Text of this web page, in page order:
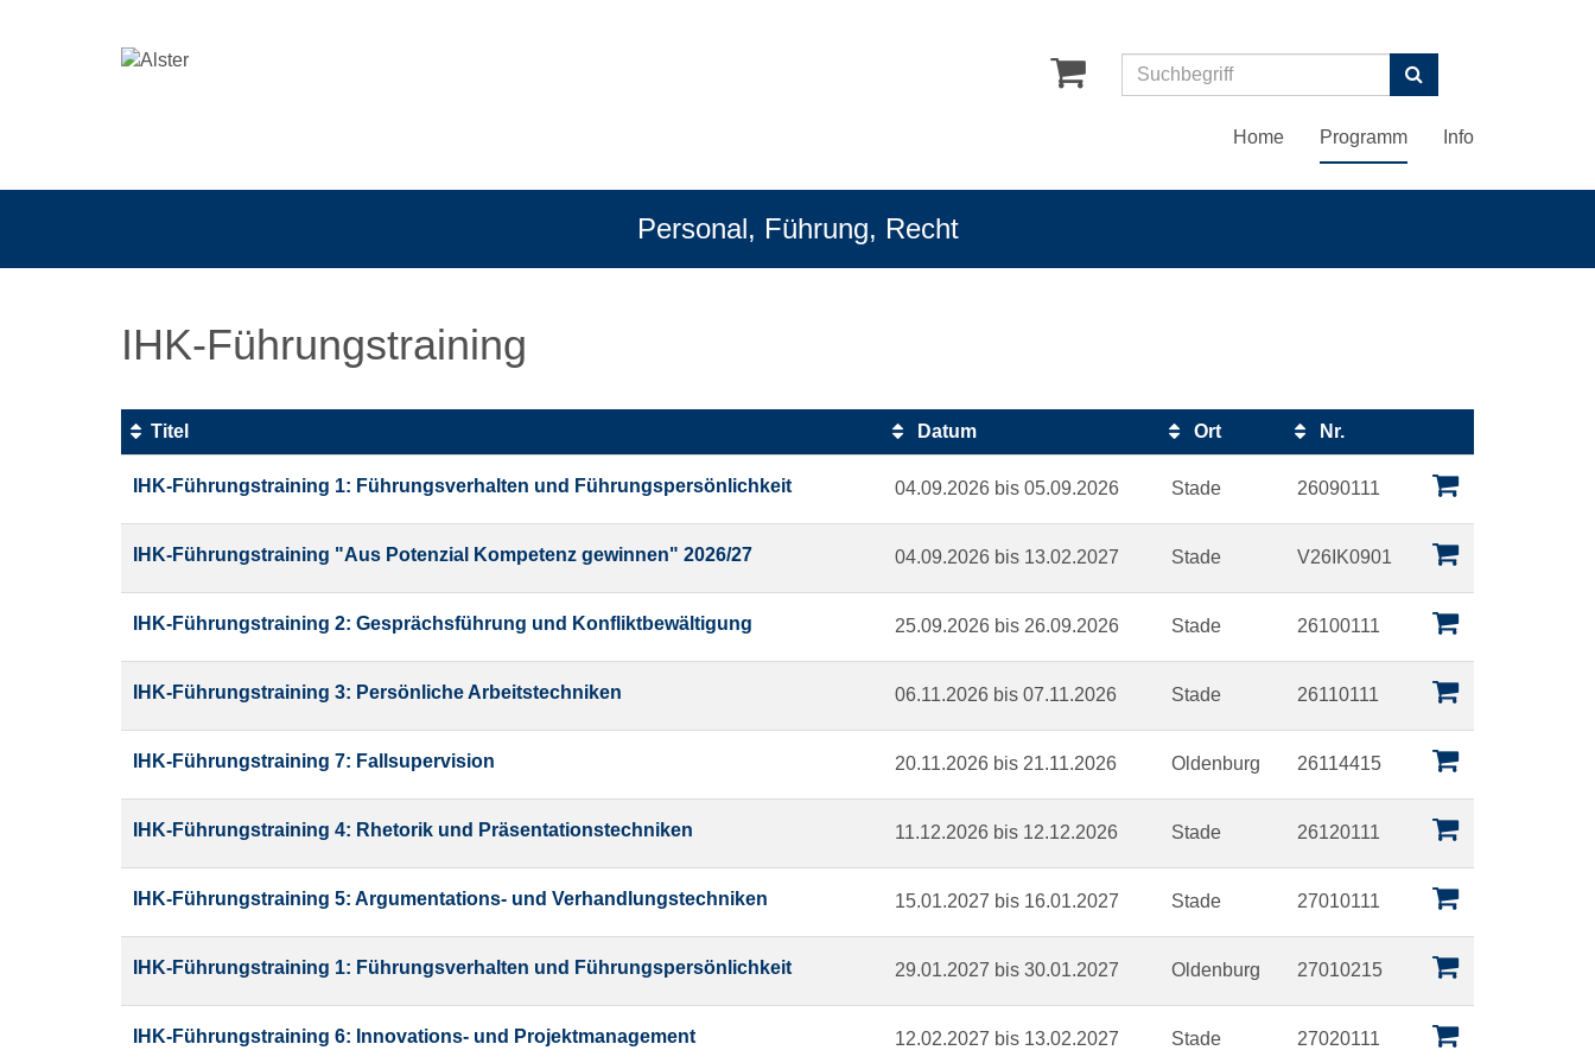
Suchen
Home Programm Info
Personal, Führung, Recht
IHK-Führungstraining
Tabellenüberschriften
sortiert
Titel Datum Ort
Nr.
Kursstatus
IHK-Führungstraining 1: Führungsverhalten und Führungspersönlichkeit
04.09.2026 bis 05.09.2026 Stade 26090111
IHK-Führungstraining "Aus Potenzial Kompetenz gewinnen" 2026/27 04.09.2026 bis 13.02.2027 Stade V26IK0901
IHK-Führungstraining 2: Gesprächsführung und Konfliktbewältigung 25.09.2026 bis 26.09.2026 Stade 26100111
IHK-Führungstraining 3: Persönliche Arbeitstechniken 06.11.2026 bis 07.11.2026 Stade 26110111
IHK-Führungstraining 7: Fallsupervision 20.11.2026 bis 21.11.2026 Oldenburg 26114415
IHK-Führungstraining 4: Rhetorik und Präsentationstechniken 11.12.2026 bis 12.12.2026 Stade 26120111
IHK-Führungstraining 5: Argumentations- und Verhandlungstechniken 15.01.2027 bis 16.01.2027 Stade 27010111
IHK-Führungstraining 1: Führungsverhalten und Führungspersönlichkeit 29.01.2027 bis 30.01.2027 Oldenburg 27010215
IHK-Führungstraining 6: Innovations- und Projektmanagement 12.02.2027 bis 13.02.2027 Stade 27020111